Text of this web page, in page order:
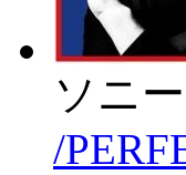
ソニ
/